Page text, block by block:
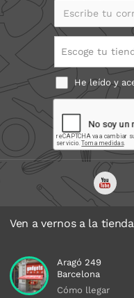
Escribe tu
Escoge tu tienda
He leído y
Ven a vernos a la tienda
Aragó 249
Barcelona
Cómo llegar